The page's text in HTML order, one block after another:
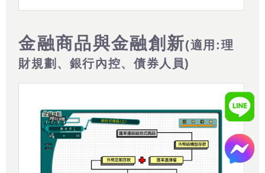
金融商品與金融創新(適用:理
財規劃、銀行內控、債券人員)